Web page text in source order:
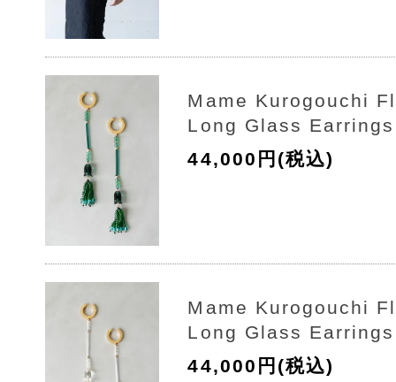
Mame Kurogouchi
Long Glass Earrings
44,000円(税込)
Mame Kurogouchi
Long Glass Earrings
44,000円(税込)